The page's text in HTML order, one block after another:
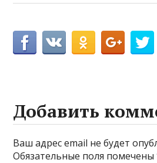
Добавить
Ваш адрес email не будет
Обязательные поля помечены